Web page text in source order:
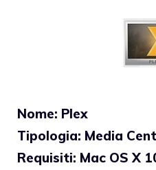
Nome: Plex
Tipologia: Media
Requisiti: Mac OS X